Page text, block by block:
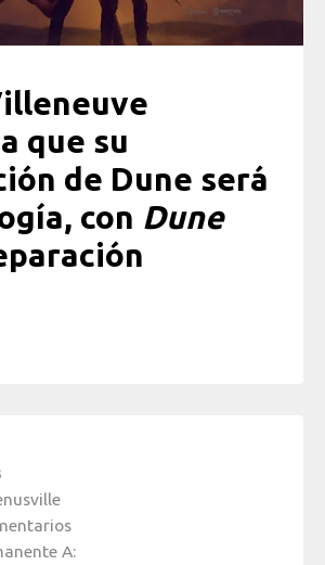
que su
de Dune será
con Dune
A: